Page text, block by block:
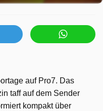
auf Pro7. Das
taff auf dem Sender
kompakt über